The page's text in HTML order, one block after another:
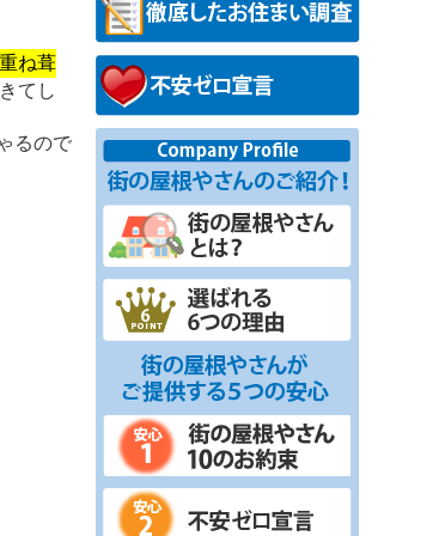
ね葺
てし
るので